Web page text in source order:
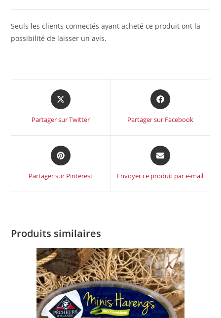
Seuls les clients connectés ayant acheté ce produit ont la
possibilité de laisser un avis.
Partager sur Twitter Partager sur Facebook
Partager sur Pinterest Envoyer ce produit par e-mail
Produits similaires